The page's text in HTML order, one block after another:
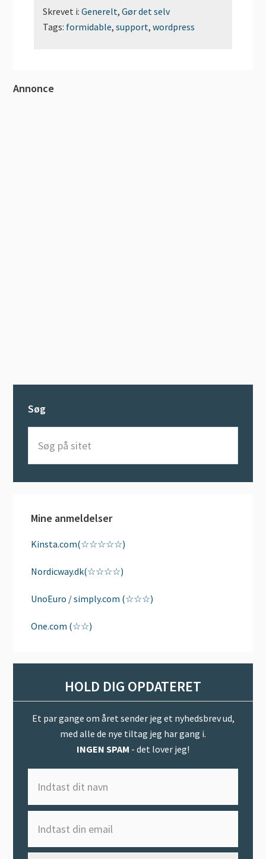
Skrevet i:Generelt,Gør det selv
Tags: formidable,support,wordpress
Primær
Annonce
Søg
sitet
Mine anmeldelser
Kinsta.com(☆☆☆☆☆)
Nordicway.dk(☆☆☆☆)
UnoEuro / simply.com (☆☆☆)
One.com (☆☆)
HOLD DIG OPDATERET
Et par gange om året sender jeg et nyhedsbrev ud,
med alle de nye tiltag jeg har gang i.
INGEN SPAM - det lover jeg!